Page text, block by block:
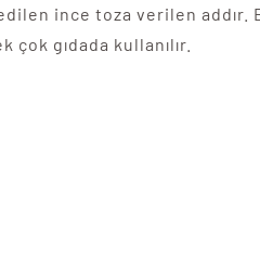
ince toza verilen addır.
gıdada kullanılır.